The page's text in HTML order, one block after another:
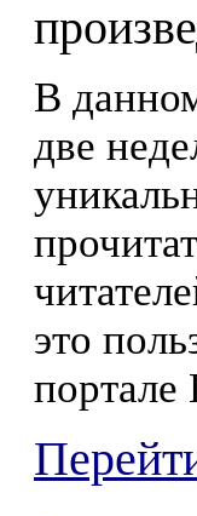
В
две
это
портале